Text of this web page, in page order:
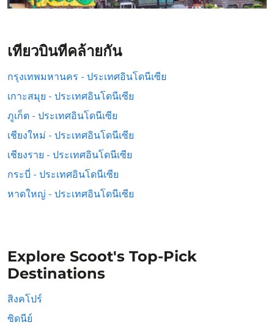
เที่ยวบินที่คล้ายกัน
กรุงเทพมหานคร - ประเทศอินโดนีเซีย
เกาะสมุย - ประเทศอินโดนีเซีย
ภูเก็ต - ประเทศอินโดนีเซีย
เชียงใหม่ - ประเทศอินโดนีเซีย
เชียงราย - ประเทศอินโดนีเซีย
กระบี่ - ประเทศอินโดนีเซีย
หาดใหญ่ - ประเทศอินโดนีเซีย
Explore Scoot's Top-Pick
Destinations
สิงคโปร์
ซิดนีย์